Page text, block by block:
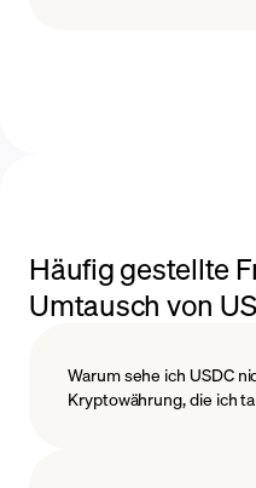
Häufig gestellte
Umtausch von
Warum sehe ich USDC
Kryptowährung, die ich